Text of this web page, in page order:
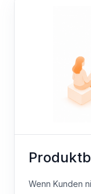
Wenn Kunden